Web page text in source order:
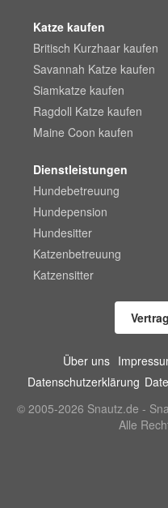
Katze kaufen
Britisch Kurzhaar kaufen
Savannah Katze kaufen
Siamkatze kaufen
Ragdoll Katze kaufen
Maine Coon kaufen
Dienstleistungen
Hundebetreuung
Hundepension
Hundesitter
Katzenbetreuung
Katzensitter
Über uns
Datenschutzerklärung
© 2005-2026 Snautz.de -
Alle